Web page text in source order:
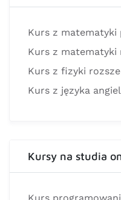
Kurs z
Kurs z
Kurs z fizyki
Kurs z języka
Kursy na studia
Kurs